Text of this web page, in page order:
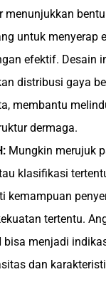
menunjukkan
untuk menyerap
efektif. Desain
distribusi gaya
membantu
dermaga.
Mungkin merujuk
klasifikasi
kemampuan
tertentu.
bisa menjadi
dan